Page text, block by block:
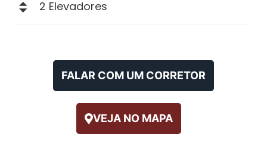
2 Elevadores
FALAR COM UM CORRETOR
VEJA NO MAPA